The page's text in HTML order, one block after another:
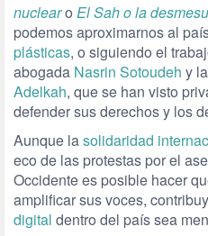
nuclearo El Sah o la
podemos aproximarnos al
plásticas, o siguiendo el
abogada Nasrin Sotoudeh y
Adelkah, que se han visto
defender sus derechos y los
Aunque lasolidaridad
eco de las protestas por el
Occidente es posible hacer
amplificar sus voces,
digital dentro del país sea